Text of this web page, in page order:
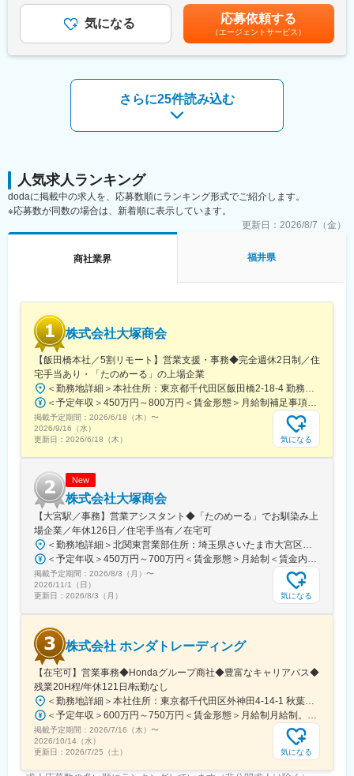
・工具や部品の準備
・先輩社員の作業補助
・お客様対応
仕事に慣れてきた後は、
・フロントガラス交換
・飛び石などによるキズ修理
・カーフィルム施工
など専門性の高い業務へステップアップしていただきます。
■仕事の魅力
【未経験から手に職がつく】専門技術を基礎から学べるため、将
来にわたって活かせるスキルを身につけられます。
は多くありません。希少価値の高い技術者を目指せます。
【資格取得も目指せる】実務経験を積みながら整備士資格取得に
も挑戦可能です。
■働き方
・転勤なし
・マイカー通勤可
・賞与実績4ヶ月
・退職金制度あり
・家族手当あり
・長期休暇あり
■当社について
とする企業です。福井県内で数少ない自動車ガラスメーカー特約
店として、ディーラーや修理工場から高い信頼を獲得していま
す。2018年の設立以来7期連続で増収増益を達成しており、地域
のカーライフを支える専門企業として成長を続けています。
変更の範囲：会社の定める業務
す。月給(月額)は固定手当を含めた表記です。
気になる 応募依頼する
（エージェントサービス）
さらに25件読み込む
人気求人ランキング
dodaに掲載中の求人を、応募数順にランキング形式でご紹介します。
※応募数が同数の場合は、新着順に表示しています。
更新日： 2026/8/7（金）
商社業界 福井県
株式会社大塚商会
【飯田橋本社／5割リモート】営業支援・事務◆完全週休2日制／住
宅手当あり・「たのめーる」の上場企業
＜勤務地詳細＞本社住所：東京都千代田区飯田橋2-18-4 勤務地最寄駅：中央本線／水道橋駅受動喫煙対策：屋内全面禁煙変更の範囲：会社の定める事業所（リモートワーク含む）
＜予定年収＞450万円～800万円＜賃金形態＞月給制補足事項なし＜賃金内訳＞月額（基本給）：249,000円～475,000円その他固定手当/月：25,000円～45,000円＜月給＞274,000円～520,000円＜昇給有無＞有＜残業手当＞有＜給与補足＞※経験、能力、年齢などを考慮の上、規定により決定賃金はあくまでも目安の金額であり、選考を通じて上下する可能性があります。月給(月額)は固定手当を含めた表記です。
掲載予定期間： 2026/6/18（木） 〜
2026/9/16（水）
更新日： 2026/6/18（木） 気になる
New
株式会社大塚商会
【大宮駅／事務】営業アシスタント◆「たのめーる」でお馴染み上
場企業／年休126日／住宅手当有／在宅可
＜勤務地詳細＞北関東営業部住所：埼玉県さいたま市大宮区桜木町1-195-1 大宮ソラミチKOZ 12階受動喫煙対策：屋内全面禁煙変更の範囲：会社の定める事業所（リモートワーク含む）
＜予定年収＞450万円～700万円＜賃金形態＞月給制＜賃金内訳＞月額（基本給）：274,000円～400,000円＜月給＞274,000円～400,000円＜昇給有無＞有＜残業手当＞有＜給与補足＞※経験・スキルを考慮のうえ、当社規定にて決定■昇給：年1回■賞与：年2回（7月・12月）賃金はあくまでも目安の金額であり、選考を通じて上下する可能性があります。月給(月額)は固定手当を含めた表記です。
掲載予定期間： 2026/8/3（月） 〜
2026/11/1（日）
更新日： 2026/8/3（月） 気になる
株式会社 ホンダトレーディング
【在宅可】営業事務◆Hondaグループ商社◆豊富なキャリアパス◆
残業20H程/年休121日/転勤なし
＜勤務地詳細＞本社住所：東京都千代田区外神田4-14-1 秋葉原UDX南ウイング18F勤務地最寄駅：JR山手線・総武線／秋葉原駅受動喫煙対策：屋内全面禁煙変更の範囲：会社の定める事業所（リモートワーク含む）
＜予定年収＞600万円～750万円＜賃金形態＞月給制月給制。賞与昨年支給実績6.7ヶ月分。＜賃金内訳＞月額（基本給）：300,000円～410,000円＜月給＞300,000円～410,000円＜昇給有無＞有＜残業手当＞有＜給与補足＞賞与は直近3年間の平均で6.5か月分支給として計算。全社平均である20時間分の時間外手当含む。時間外手当は1分単位で支給。賃金はあくまでも目安の金額であり、選考を通じて上下する可能性があります。月給(月額)は固定手当を含めた表記です。
掲載予定期間： 2026/7/16（木） 〜
2026/10/14（水）
更新日： 2026/7/25（土） 気になる